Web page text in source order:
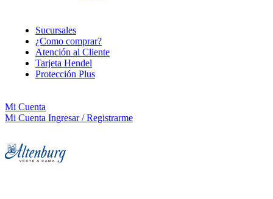
Sucursales
¿Como comprar?
Atención al Cliente
Tarjeta Hendel
Protección Plus
Mi Cuenta
Mi Cuenta Ingresar / Registrarme